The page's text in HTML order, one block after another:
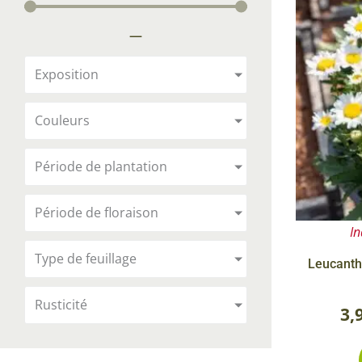
Arbustes de terre de bruyère
Plantes Grimpantes
Plantes méditerranéennes et exotiques
Rosiers
Plantes
Plantes
Plantes
Plantes
Plantes
Plantes
Plantes
Lavande
—
Exposition
Couleurs
Période de plantation
Période de floraison
Type de feuillage
Rusticité